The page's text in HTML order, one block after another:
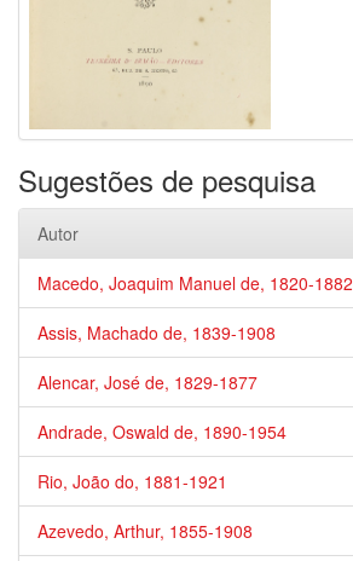
Sugestões de pesquisa
Autor
Macedo, Joaquim Manuel de, 1820-1882
Assis, Machado de, 1839-1908
Alencar, José de, 1829-1877
Andrade, Oswald de, 1890-1954
Rio, João do, 1881-1921
Azevedo, Arthur, 1855-1908